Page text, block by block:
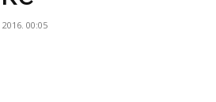
00:05